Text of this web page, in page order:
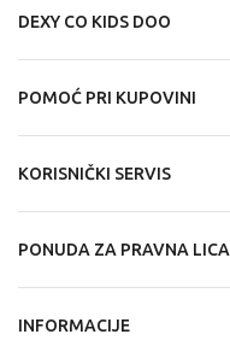
DEXY CO KIDS DOO
POMOĆ PRI KUPOVINI
KORISNIČKI SERVIS
PONUDA ZA PRAVNA LICA
INFORMACIJE